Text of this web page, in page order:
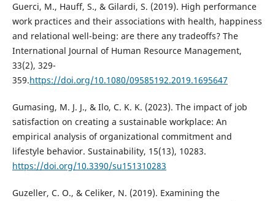
Guerci, M., Hauff, S., & Gilardi, S. (2019). High performance
work practices and their associations with health, happiness
and relational well-being: are there any tradeoffs? The
International Journal of Human Resource Management,
33(2), 329-
359.https://doi.org/10.1080/09585192.2019.1695647
Gumasing, M. J. J., & Ilo, C. K. K. (2023). The impact of job
satisfaction on creating a sustainable workplace: An
empirical analysis of organizational commitment and
lifestyle behavior. Sustainability, 15(13), 10283.
https://doi.org/10.3390/su151310283
Guzeller, C. O., & Celiker, N. (2019). Examining the